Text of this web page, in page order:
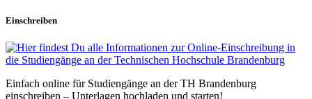
Einschreiben
Einfach online für Studiengänge an der TH Brandenburg
einschreiben – Unterlagen hochladen und starten!